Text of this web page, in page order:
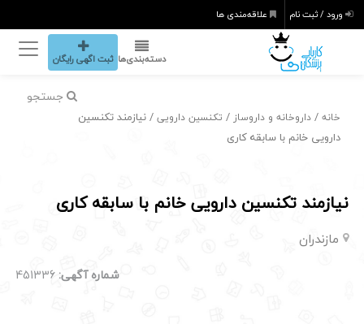
ورود / ثبت نام علاقه‌مندی ها
دسته‌بندی‌ها ثبت اگهی رایگان
جستجو
خانه /داروخانه و داروساز / تکنسین دارویی / نیازمند تکنسین
دارویی خانم با سابقه کاری
نیازمند تکنسین دارویی خانم با سابقه کاری
مازندران
شماره آگهی: 451336